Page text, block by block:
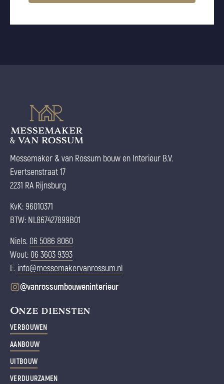
Messemaker & van Rossum bouw en Interieur B.V.
Evertsenstraat 17
2231 RA Rijnsburg
KvK: 96010371
BTW: NL867427899B01
Niels. 06 5086 8060
Wout: 06 3603 9393
E. info@messemakervanrossum.nl
@vanrossumbouweninterieur
Onze diensten
VERBOUWEN
AANBOUW
UITBOUW
VERDUURZAMEN